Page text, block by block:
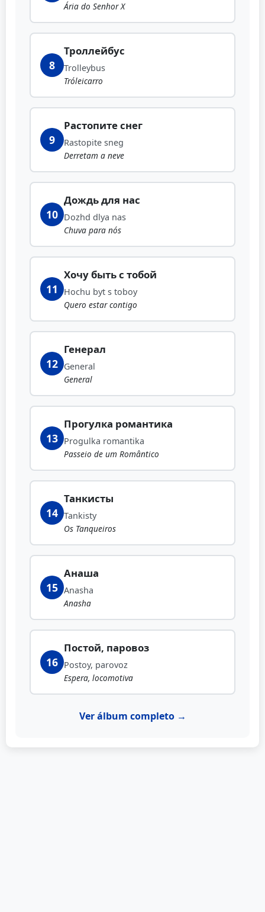
Ária do Senhor X
8
Троллейбус
Trolleybus
Tróleicarro
9
Растопите снег
Rastopite sneg
Derretam a neve
10
Дождь для нас
Dozhd dlya nas
Chuva para nós
11
Хочу быть с тобой
Hochu byt s toboy
Quero estar contigo
12
Генерал
General
General
13
Прогулка романтика
Progulka romantika
Passeio de um Romântico
14
Танкисты
Tankisty
Os Tanqueiros
15
Анаша
Anasha
Anasha
16
Постой, паровоз
Postoy, parovoz
Espera, locomotiva
Ver álbum completo →